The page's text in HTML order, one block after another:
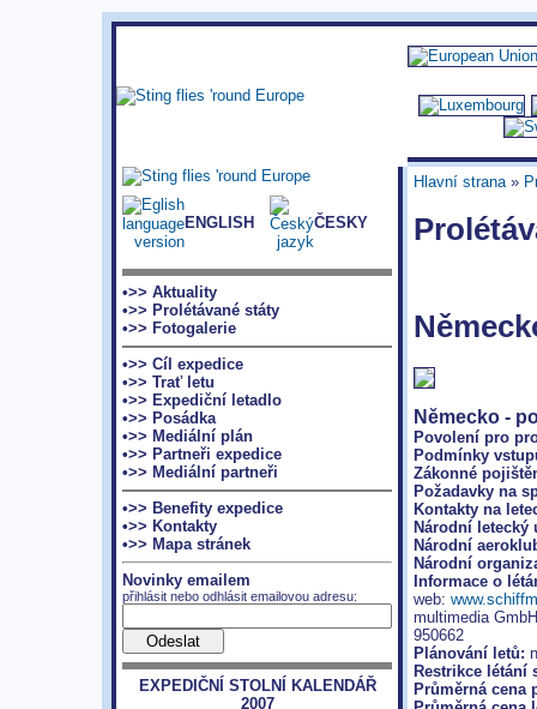
ENGLISH ČESKY
•>> Aktuality
•>> Prolétávané státy
•>> Fotogalerie
•>> Cíl expedice
•>> Trať letu
•>> Expediční letadlo
•>> Posádka
•>> Mediální plán
•>> Partneři expedice
•>> Mediální partneři
•>> Benefity expedice
•>> Kontakty
•>> Mapa stránek
Novinky emailem
přihlásit nebo odhlásit emailovou adresu:
EXPEDIČNÍ STOLNÍ KALENDÁŘ
2007
Hlavní strana»
Německo -
Povolení pro
Podmínky
Zákonné
Požadavky na
Kontakty na
Národní letecký
Národní
Národní
Informace o
web:
multimedia
950662
Plánování letů:
Restrikce létání
Průměrná cena